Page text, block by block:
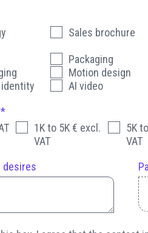
Sales brochure
Packaging
Motion design
identity
AI video
1K to 5K € excl.
VAT
5K
VAT
desires